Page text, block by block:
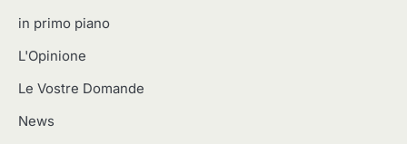
in primo piano
L'Opinione
Le Vostre Domande
News